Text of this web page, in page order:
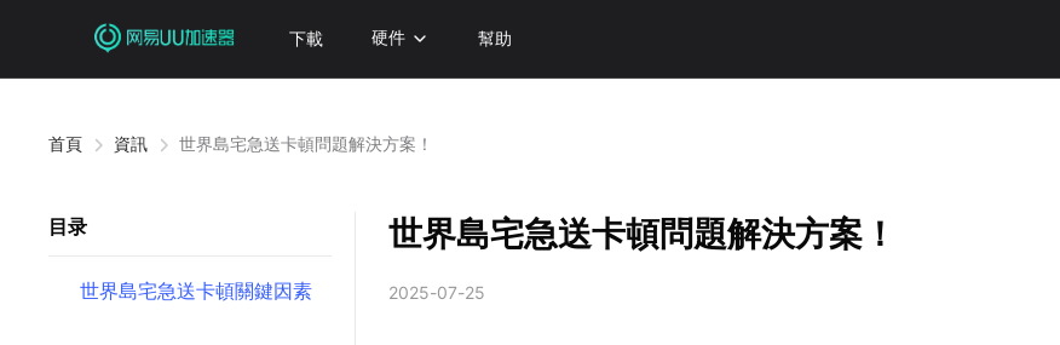
下載 硬件 幫助
首頁 資訊 世界島宅急送卡頓問題解決方案！
目录
世界島宅急送卡頓關鍵因素
世界島宅急送卡頓問題解決方案！
2025-07-25